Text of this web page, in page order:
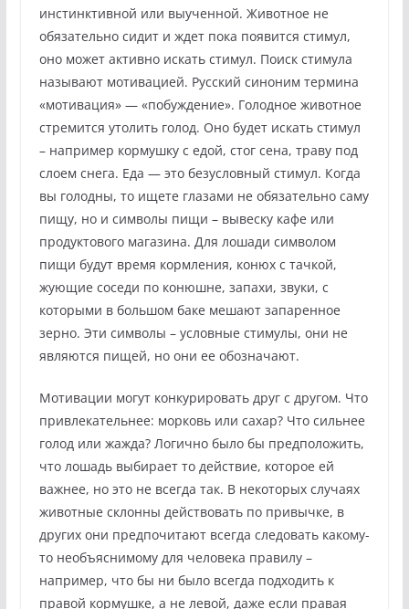
инстинктивной или выученной. Животное не
обязательно сидит и ждет пока появится стимул,
оно может активно искать стимул. Поиск стимула
называют мотивацией. Русский синоним термина
«мотивация» — «побуждение». Голодное животное
стремится утолить голод. Оно будет искать стимул
– например кормушку с едой, стог сена, траву под
слоем снега. Еда — это безусловный стимул. Когда
вы голодны, то ищете глазами не обязательно саму
пищу, но и символы пищи – вывеску кафе или
продуктового магазина. Для лошади символом
пищи будут время кормления, конюх с тачкой,
жующие соседи по конюшне, запахи, звуки, с
которыми в большом баке мешают запаренное
зерно. Эти символы – условные стимулы, они не
являются пищей, но они ее обозначают.
Мотивации могут конкурировать друг с другом. Что
привлекательнее: морковь или сахар? Что сильнее
голод или жажда? Логично было бы предположить,
что лошадь выбирает то действие, которое ей
важнее, но это не всегда так. В некоторых случаях
животные склонны действовать по привычке, в
других они предпочитают всегда следовать какому-
то необъяснимому для человека правилу –
например, что бы ни было всегда подходить к
правой кормушке, а не левой, даже если правая